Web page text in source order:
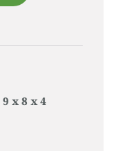
9 x 8 x 4